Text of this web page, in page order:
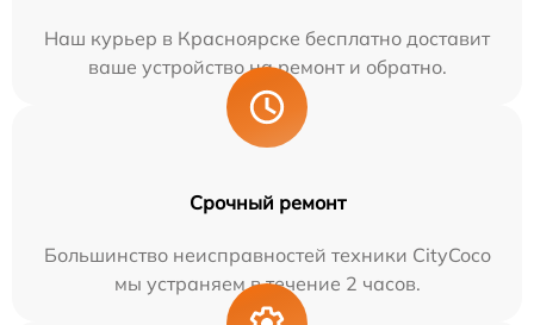
Наш курьер в Красноярске бесплатно доставит
ваше устройство на ремонт и обратно.
Срочный ремонт
Большинство неисправностей техники CityCoco
мы устраняем в течение 2 часов.